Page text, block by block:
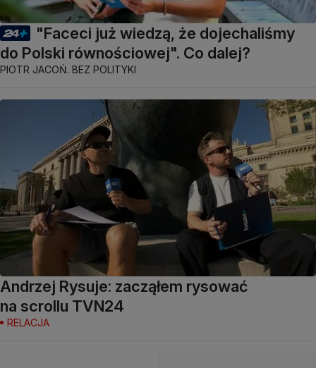
"Faceci już wiedzą, że dojechaliśmy
do Polski równościowej". Co dalej?
PIOTR JACOŃ. BEZ POLITYKI
Andrzej Rysuje: zacząłem rysować
na scrollu TVN24
RELACJA